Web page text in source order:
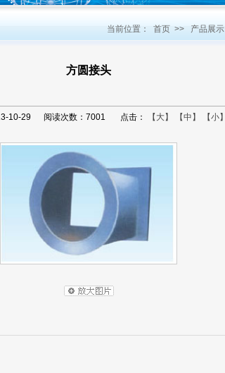
当前位置： 首页 >> 产品展示
方圆接头
10-29 阅读次数：7001 点击： 【大】 【中】 【小】